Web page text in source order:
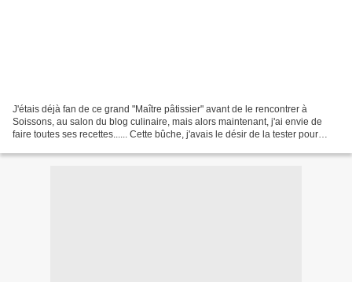
J'étais déjà fan de ce grand "Maître pâtissier" avant de le rencontrer à
Soissons, au salon du blog culinaire, mais alors maintenant, j'ai envie de
faire toutes ses recettes...... Cette bûche, j'avais le désir de la tester pour